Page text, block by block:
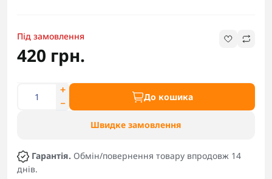
Під замовлення
420 грн.
До кошика
Швидке замовлення
Гарантія. Обмін/повернення товару впродовж 14
днів.